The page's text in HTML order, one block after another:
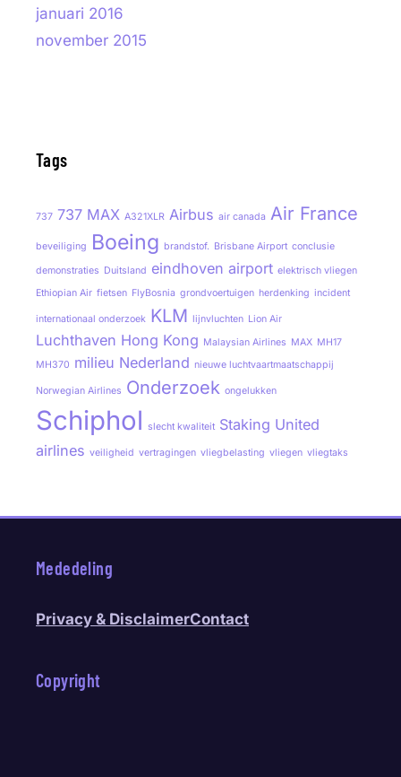
januari 2016
november 2015
Tags
737 737 MAX A321XLR Airbus air canada Air France
beveiliging Boeing brandstof. Brisbane Airport conclusie
demonstraties Duitsland eindhoven airport elektrisch vliegen
Ethiopian Air fietsen FlyBosnia grondvoertuigen herdenking incident
internationaal onderzoek KLM lijnvluchten Lion Air
Luchthaven Hong Kong Malaysian Airlines MAX MH17
MH370 milieu Nederland nieuwe luchtvaartmaatschappij
Norwegian Airlines Onderzoek ongelukken
Schiphol slecht kwaliteit Staking United
airlines veiligheid vertragingen vliegbelasting vliegen vliegtaks
Mededeling
Privacy & DisclaimerContact
Copyright